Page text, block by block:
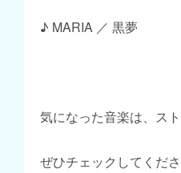
♪ MARIA ／ 黒夢
気になった音楽は、ス
ぜひチェックしてくださ